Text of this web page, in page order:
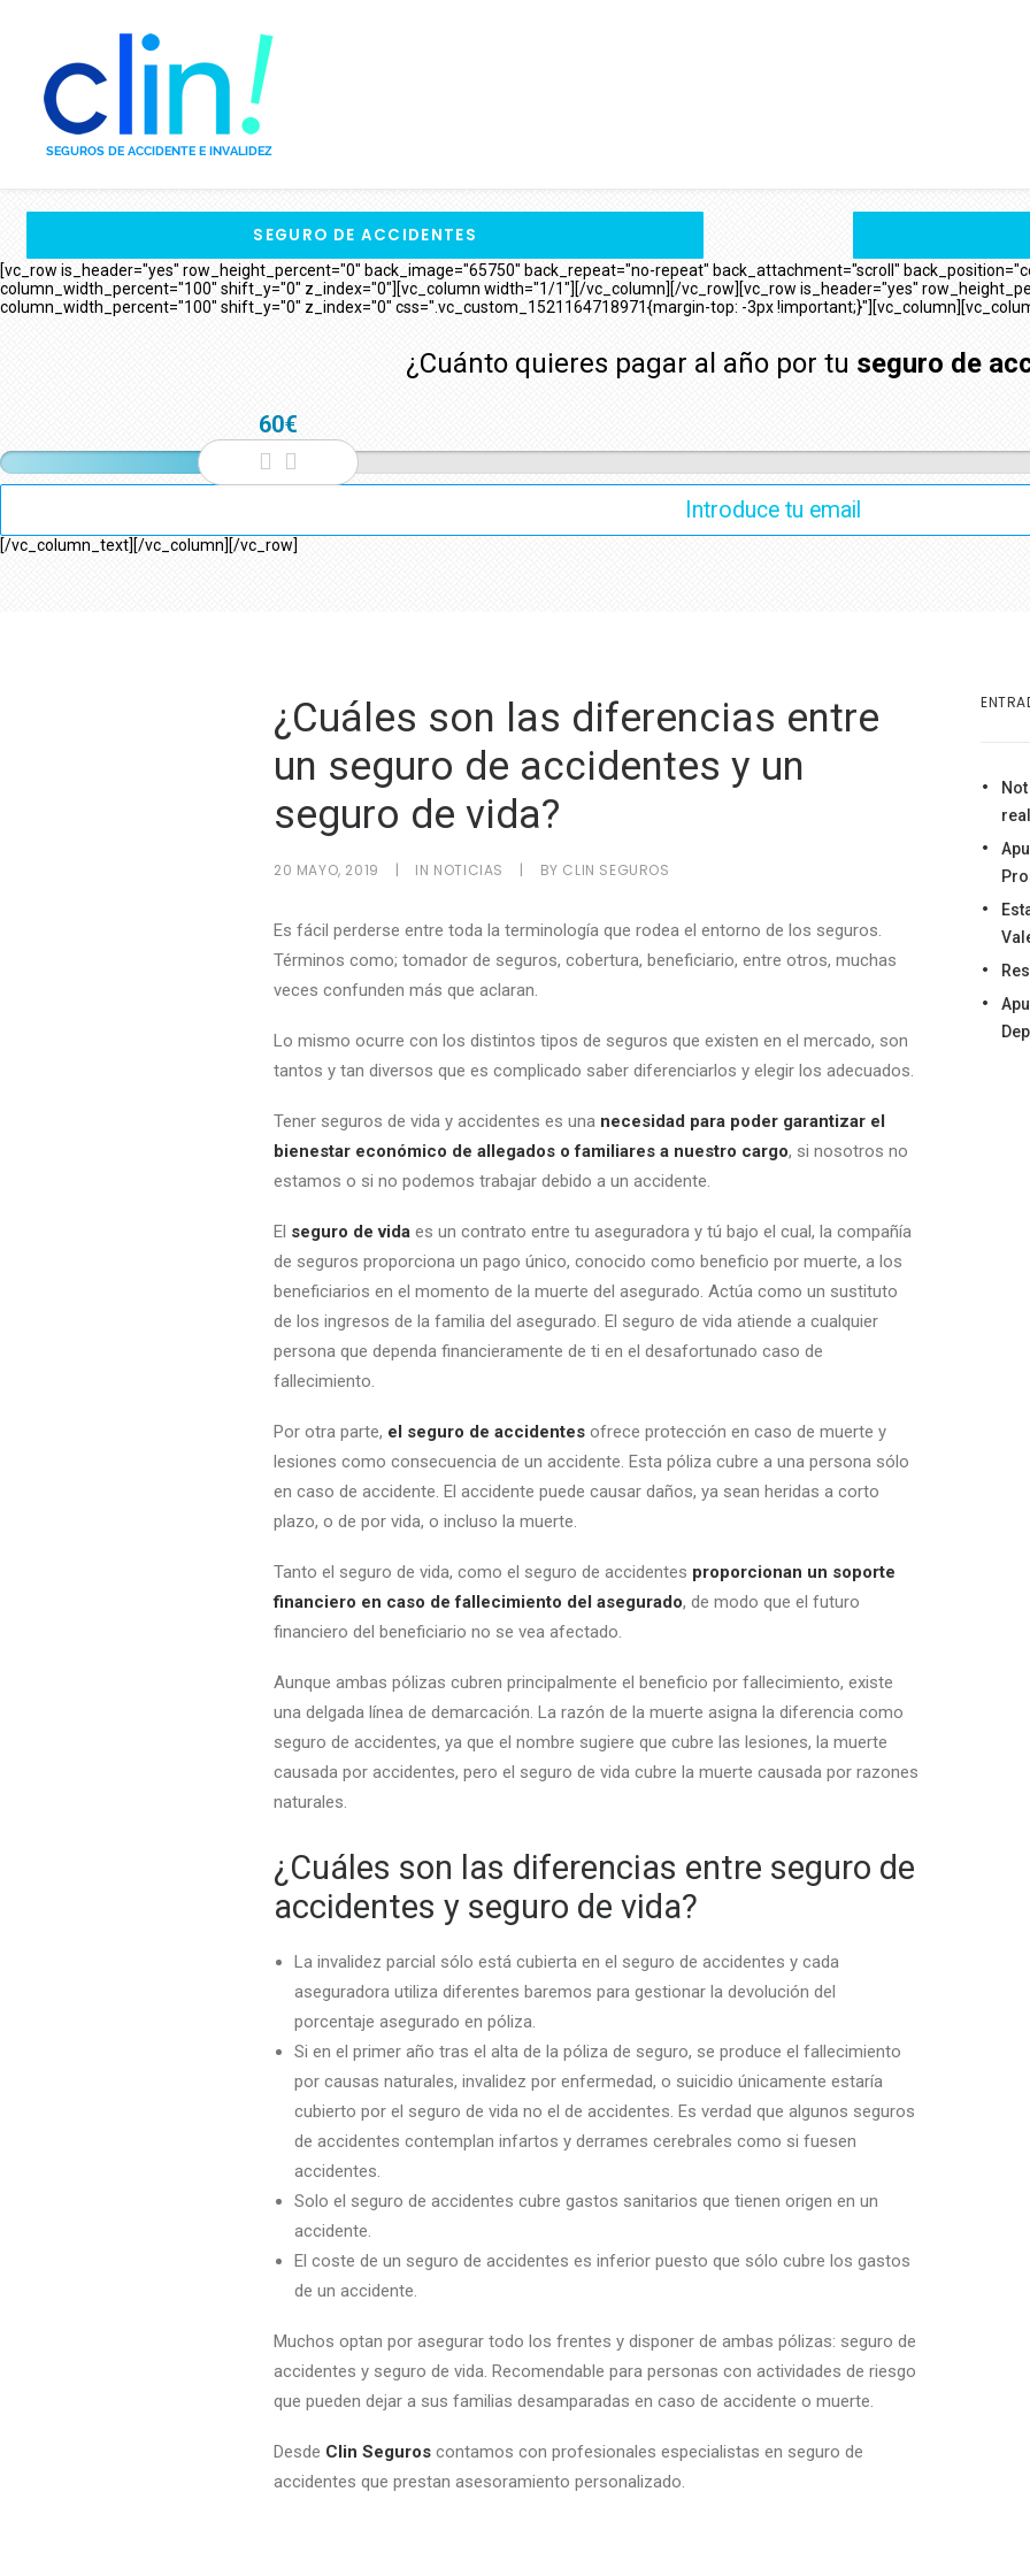
SEGURO DE ACCIDENTES
[vc_row is_header="yes" row_height_percent="0" back_image="65750" back_repeat="no-repeat" back_attachment="scroll"
column_width_percent="100" shift_y="0" z_index="0"][vc_column width="1/1"][/vc_column][/vc_row][vc_row is_header="yes"
column_width_percent="100" shift_y="0" z_index="0" css=".vc_custom_1521164718971{margin-top: -3px
¿Cuánto quieres pagar al año por tu seguro de
60€
[/vc_column_text][/vc_column][/vc_row]
¿Cuáles son las diferencias entre
un seguro de accidentes y un
seguro de vida?
20 MAYO, 2019 | IN NOTICIAS | BY CLIN SEGUROS
Es fácil perderse entre toda la terminología que rodea el entorno de los seguros.
Términos como; tomador de seguros, cobertura, beneficiario, entre otros, muchas
veces confunden más que aclaran.
Lo mismo ocurre con los distintos tipos de seguros que existen en el mercado, son
tantos y tan diversos que es complicado saber diferenciarlos y elegir los adecuados.
Tener seguros de vida y accidentes es una necesidad para poder garantizar el
bienestar económico de allegados o familiares a nuestro cargo, si nosotros no
estamos o si no podemos trabajar debido a un accidente.
El seguro de vida es un contrato entre tu aseguradora y tú bajo el cual, la compañía
de seguros proporciona un pago único, conocido como beneficio por muerte, a los
beneficiarios en el momento de la muerte del asegurado. Actúa como un sustituto
de los ingresos de la familia del asegurado. El seguro de vida atiende a cualquier
persona que dependa financieramente de ti en el desafortunado caso de
fallecimiento.
Por otra parte, el seguro de accidentes ofrece protección en caso de muerte y
lesiones como consecuencia de un accidente. Esta póliza cubre a una persona sólo
en caso de accidente. El accidente puede causar daños, ya sean heridas a corto
plazo, o de por vida, o incluso la muerte.
Tanto el seguro de vida, como el seguro de accidentes proporcionan un soporte
financiero en caso de fallecimiento del asegurado, de modo que el futuro
financiero del beneficiario no se vea afectado.
Aunque ambas pólizas cubren principalmente el beneficio por fallecimiento, existe
una delgada línea de demarcación. La razón de la muerte asigna la diferencia como
seguro de accidentes, ya que el nombre sugiere que cubre las lesiones, la muerte
causada por accidentes, pero el seguro de vida cubre la muerte causada por razones
naturales.
¿Cuáles son las diferencias entre seguro de
accidentes y seguro de vida?
La invalidez parcial sólo está cubierta en el seguro de accidentes y cada
aseguradora utiliza diferentes baremos para gestionar la devolución del
porcentaje asegurado en póliza.
Si en el primer año tras el alta de la póliza de seguro, se produce el fallecimiento
por causas naturales, invalidez por enfermedad, o suicidio únicamente estaría
cubierto por el seguro de vida no el de accidentes. Es verdad que algunos seguros
de accidentes contemplan infartos y derrames cerebrales como si fuesen
accidentes.
Solo el seguro de accidentes cubre gastos sanitarios que tienen origen en un
accidente.
El coste de un seguro de accidentes es inferior puesto que sólo cubre los gastos
de un accidente.
Muchos optan por asegurar todo los frentes y disponer de ambas pólizas: seguro de
accidentes y seguro de vida. Recomendable para personas con actividades de riesgo
que pueden dejar a sus familias desamparadas en caso de accidente o muerte.
Desde Clin Seguros contamos con profesionales especialistas en seguro de
accidentes que prestan asesoramiento personalizado.